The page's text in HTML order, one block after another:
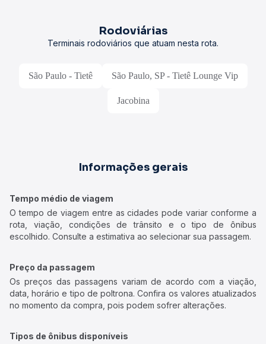
Rodoviárias
Terminais rodoviários que atuam nesta rota.
São Paulo - Tietê São Paulo, SP - Tietê Lounge Vip
Jacobina
Informações gerais
Tempo médio de viagem
O tempo de viagem entre as cidades pode variar conforme a
rota, viação, condições de trânsito e o tipo de ônibus
escolhido. Consulte a estimativa ao selecionar sua passagem.
Preço da passagem
Os preços das passagens variam de acordo com a viação,
data, horário e tipo de poltrona. Confira os valores atualizados
no momento da compra, pois podem sofrer alterações.
Tipos de ônibus disponíveis